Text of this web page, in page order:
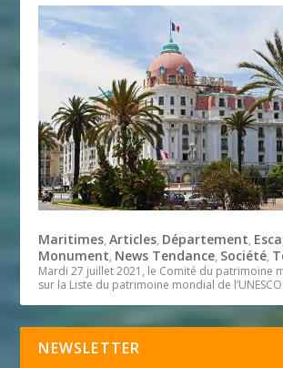
Maritimes,Articles, Département,
Monument, News Tendance, Société,
Mardi 27 juillet 2021, le Comité du patrimoine
sur la Liste du patrimoine mondial de l’UNESCO
NEWSLETTER